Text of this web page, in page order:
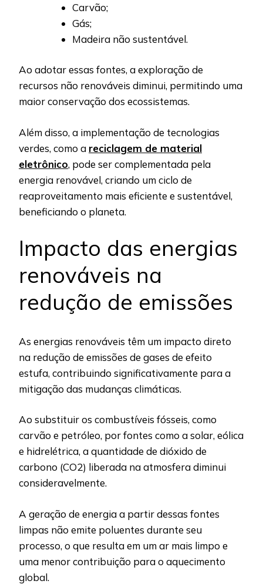
Carvão;
Gás;
Madeira não sustentável.
Ao adotar essas fontes, a exploração de
recursos não renováveis diminui, permitindo uma
maior conservação dos ecossistemas.
Além disso, a implementação de tecnologias
verdes, como a reciclagem de material
eletrônico, pode ser complementada pela
energia renovável, criando um ciclo de
reaproveitamento mais eficiente e sustentável,
beneficiando o planeta.
Impacto das energias
renováveis na
redução de emissões
As energias renováveis têm um impacto direto
na redução de emissões de gases de efeito
estufa, contribuindo significativamente para a
mitigação das mudanças climáticas.
Ao substituir os combustíveis fósseis, como
carvão e petróleo, por fontes como a solar, eólica
e hidrelétrica, a quantidade de dióxido de
carbono (CO2) liberada na atmosfera diminui
consideravelmente.
A geração de energia a partir dessas fontes
limpas não emite poluentes durante seu
processo, o que resulta em um ar mais limpo e
uma menor contribuição para o aquecimento
global.